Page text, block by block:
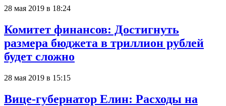
28 мая 2019 в 18:24
Комитет финансов: Достигнуть
размера бюджета в триллион рублей
будет сложно
28 мая 2019 в 15:15
Вице-губернатор Елин: Расходы на